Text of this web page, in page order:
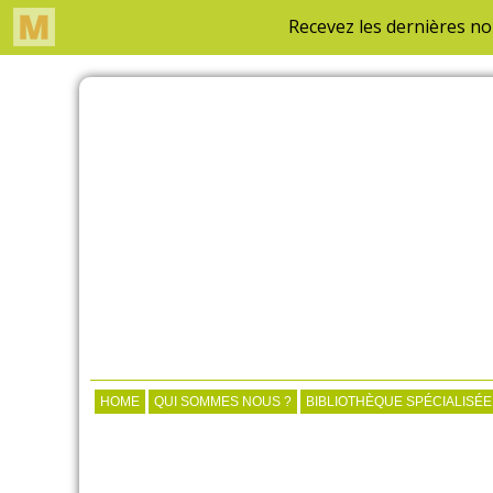
HOME QUI SOMMES NOUS ? BIBLIOTHÈQUE SPÉCIALISÉE